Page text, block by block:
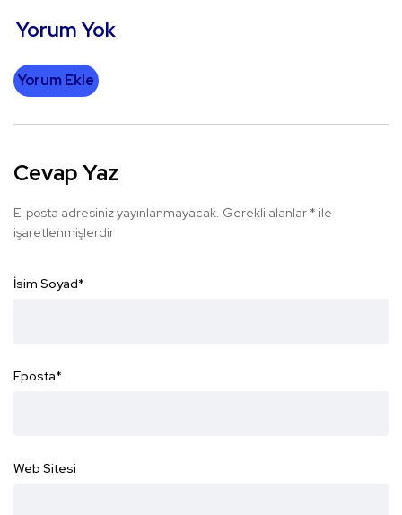
Yorum Yok
Yorum Ekle
Cevap Yaz
E-posta adresiniz yayınlanmayacak. Gerekli alanlar * ile
işaretlenmişlerdir
İsim Soyad*
Eposta*
Web Sitesi